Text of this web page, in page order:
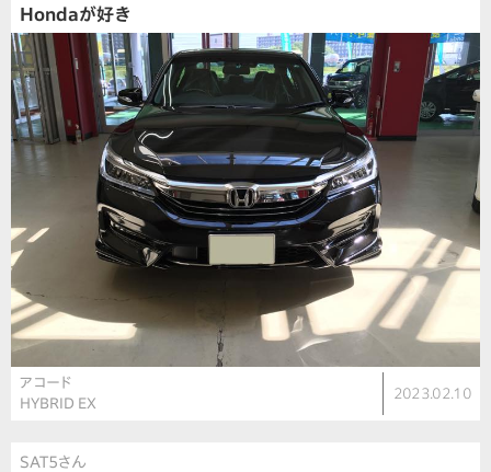
Hondaが好き
アコード
HYBRID EX
2023.02.10
SAT5さん